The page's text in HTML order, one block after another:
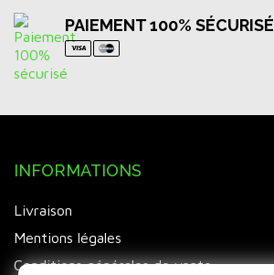
Cannes de bordure/margin
Compteurs à poissons
Connecteurs
PAIEMENT 100% SÉCURISÉ
INFORMATIONS
Livraison
Mentions légales
Conditions générales de vente